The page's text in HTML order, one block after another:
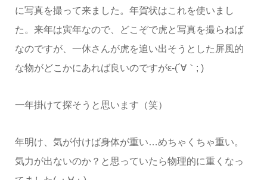
に写真を撮って来ました。年賀状はこれを使いまし
た。来年は寅年なので、どこぞで虎と写真を撮らねば
なのですが、一休さんが虎を追い出そうとした屏風的
な物がどこかにあれば良いのですがε-(´∀｀; )
一年掛けて探そうと思います（笑）
年明け、気が付けば身体が重い…めちゃくちゃ重い。
気力が出ないのか？と思っていたら物理的に重くなっ